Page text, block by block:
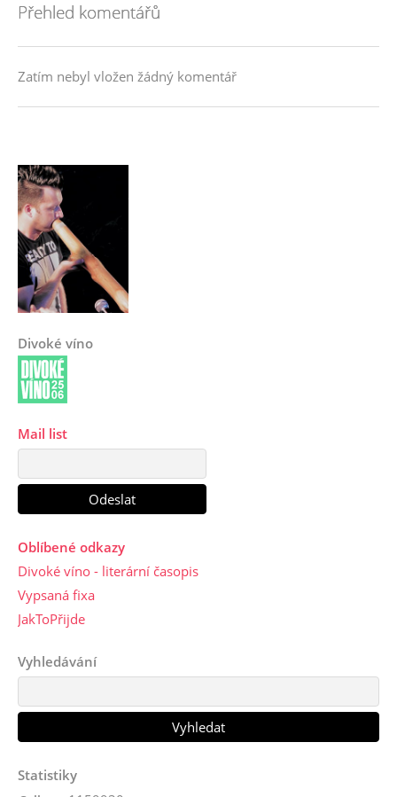
Přehled komentářů
Zatím nebyl vložen žádný komentář
Divoké víno
Mail list
Oblíbené odkazy
Divoké víno - literární časopis
Vypsaná fixa
JakToPřijde
Vyhledávání
Statistiky